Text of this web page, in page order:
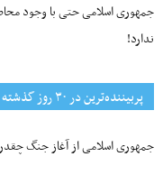
جمهوری اسلامی حتی با وجود
ندارد!
پربیننده‌ترین‌ در ۳۰ روز گذشته
جمهوری اسلامی از آغاز جنگ